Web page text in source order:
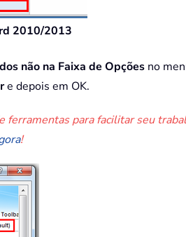
2010/2013
não na Faixa de Opções no
e depois em OK.
para facilitar seu
!